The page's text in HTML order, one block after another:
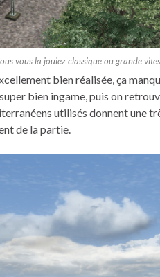
vous la jouiez classique ou grande
bien réalisée, ça
bien ingame, puis on
utilisés donnent une
de la partie.